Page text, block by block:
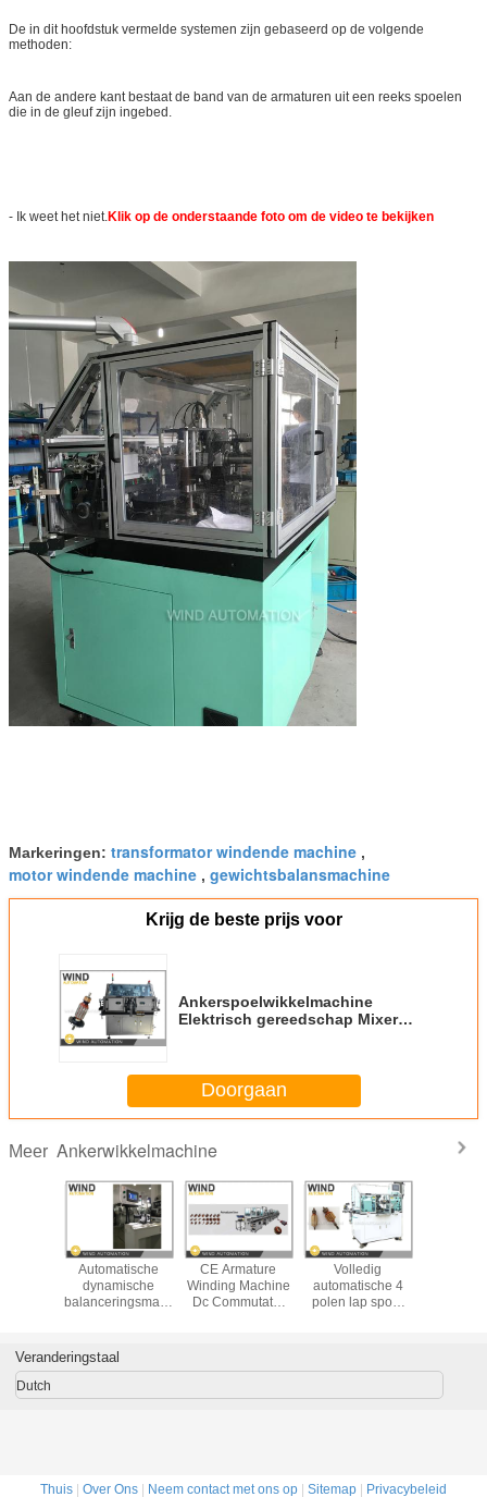
De in dit hoofdstuk vermelde systemen zijn gebaseerd op de volgende
methoden:
Aan de andere kant bestaat de band van de armaturen uit een reeks spoelen
die in de gleuf zijn ingebed.
- Ik weet het niet.Klik op de onderstaande foto om de video te bekijken
Markeringen: transformator windende machine ,
motor windende machine , gewichtsbalansmachine
Krijg de beste prijs voor
Ankerspoelwikkelmachine
Elektrisch gereedschap Mixer
Doorgaan
Meer Ankerwikkelmachine
Automatische
dynamische
balanceringsmachine
CE Armature
Winding Machine
Dc Commutator
Volledig
automatische 4
polen lap spoel
Veranderingstaal
Dutch
Thuis | Over Ons | Neem contact met ons op | Sitemap | Privacybeleid